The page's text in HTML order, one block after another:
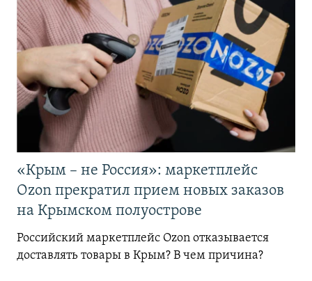
«Крым – не Россия»: маркетплейс
Ozon прекратил прием новых заказов
на Крымском полуострове
Российский маркетплейс Ozon отказывается
доставлять товары в Крым? В чем причина?